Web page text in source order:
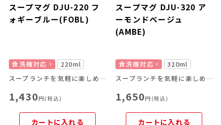
スープマグ DJU-220 フ
ォギーブルー(FOBL)
食洗機対応
220ml
スープランチを気軽に楽しめる！
1,430円(税込)
カートに入れる
スープマグ DJU-320 ア
ーモンドベージュ
(AMBE)
食洗機対応
320ml
スープランチを気軽に楽しめる！
1,650円(税込)
カートに入れる